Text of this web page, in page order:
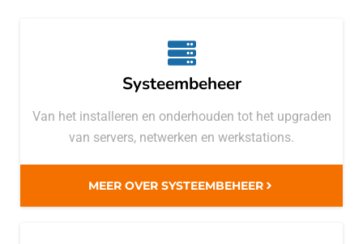
Systeembeheer
Van het installeren en onderhouden tot het upgraden
van servers, netwerken en werkstations.
MEER OVER SYSTEEMBEHEER